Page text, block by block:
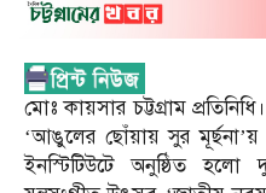
মোঃ কায়সার চট্টগ্রাম প্রতিনিধি।
‘আঙুলের ছোঁয়ায় সুর মূর্ছনা’য়
ইনস্টিটিউটে অনুষ্ঠিত হলো